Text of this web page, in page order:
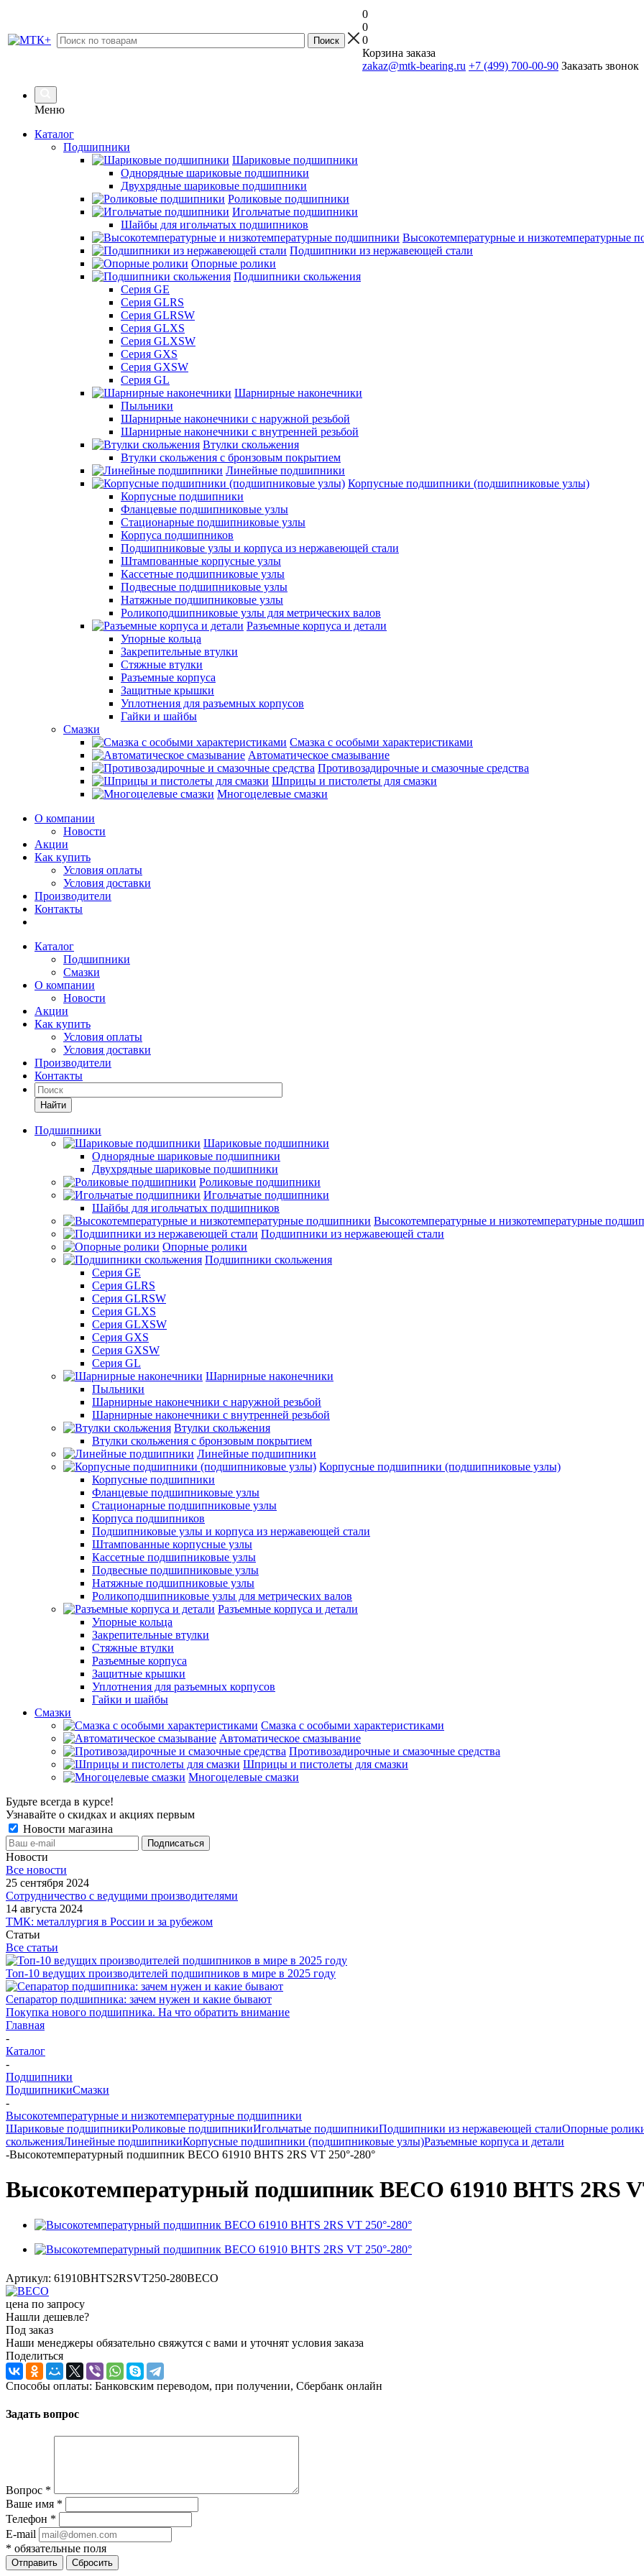
0
0
0
Корзина заказа
zakaz@mtk-bearing.ru +7 (499) 700-00-90 Заказать звонок
Меню
Каталог
Подшипники
Шариковые подшипники
Однорядные шариковые подшипники
Двухрядные шариковые подшипники
Роликовые подшипники
Игольчатые подшипники
Шайбы для игольчатых подшипников
Высокотемпературные и низкотемпературные
Подшипники из нержавеющей стали
Опорные ролики
Подшипники скольжения
Серия GE
Серия GLRS
Серия GLRSW
Серия GLXS
Серия GLXSW
Серия GXS
Серия GXSW
Серия GL
Шарнирные наконечники
Пыльники
Шарнирные наконечники с наружной резьбой
Шарнирные наконечники с внутренней резьбой
Втулки скольжения
Втулки скольжения с бронзовым покрытием
Линейные подшипники
Корпусные подшипники (подшипниковые узлы)
Корпусные подшипники
Фланцевые подшипниковые узлы
Стационарные подшипниковые узлы
Корпуса подшипников
Подшипниковые узлы и корпуса из нержавеющей стали
Штампованные корпусные узлы
Кассетные подшипниковые узлы
Подвесные подшипниковые узлы
Натяжные подшипниковые узлы
Роликоподшипниковые узлы для метрических валов
Разъемные корпуса и детали
Упорные кольца
Закрепительные втулки
Стяжные втулки
Разъемные корпуса
Защитные крышки
Уплотнения для разъемных корпусов
Гайки и шайбы
Смазки
Смазка с особыми характеристиками
Автоматическое смазывание
Противозадирочные и смазочные средства
Шприцы и пистолеты для смазки
Многоцелевые смазки
О компании
Новости
Акции
Как купить
Условия оплаты
Условия доставки
Производители
Контакты
Каталог
Подшипники
Смазки
О компании
Новости
Акции
Как купить
Условия оплаты
Условия доставки
Производители
Контакты
Найти
Подшипники
Шариковые подшипники
Однорядные шариковые подшипники
Двухрядные шариковые подшипники
Роликовые подшипники
Игольчатые подшипники
Шайбы для игольчатых подшипников
Высокотемпературные и низкотемпературные
Подшипники из нержавеющей стали
Опорные ролики
Подшипники скольжения
Серия GE
Серия GLRS
Серия GLRSW
Серия GLXS
Серия GLXSW
Серия GXS
Серия GXSW
Серия GL
Шарнирные наконечники
Пыльники
Шарнирные наконечники с наружной резьбой
Шарнирные наконечники с внутренней резьбой
Втулки скольжения
Втулки скольжения с бронзовым покрытием
Линейные подшипники
Корпусные подшипники (подшипниковые узлы)
Корпусные подшипники
Фланцевые подшипниковые узлы
Стационарные подшипниковые узлы
Корпуса подшипников
Подшипниковые узлы и корпуса из нержавеющей стали
Штампованные корпусные узлы
Кассетные подшипниковые узлы
Подвесные подшипниковые узлы
Натяжные подшипниковые узлы
Роликоподшипниковые узлы для метрических валов
Разъемные корпуса и детали
Упорные кольца
Закрепительные втулки
Стяжные втулки
Разъемные корпуса
Защитные крышки
Уплотнения для разъемных корпусов
Гайки и шайбы
Смазки
Смазка с особыми характеристиками
Автоматическое смазывание
Противозадирочные и смазочные средства
Шприцы и пистолеты для смазки
Многоцелевые смазки
Будьте всегда в курсе!
Узнавайте о скидках и акциях первым
Новости магазина
Новости
Все новости
25 сентября 2024
Сотрудничество с ведущими производителями
14 августа 2024
ТМК: металлургия в России и за рубежом
Статьи
Все статьи
Топ-10 ведущих производителей подшипников в мире в 2025 году
Сепаратор подшипника: зачем нужен и какие бывают
Покупка нового подшипника. На что обратить внимание
Главная
-
Каталог
-
Подшипники
ПодшипникиСмазки
-
Высокотемпературные и низкотемпературные подшипники
Шариковые подшипникиРоликовые подшипникиИгольчатые подшипникиПодшипники из нержавеющей сталиОпорные
скольженияЛинейные подшипникиКорпусные подшипники (подшипниковые узлы)Разъемные корпуса и детали
-Высокотемпературный подшипник BECO 61910 BHTS 2RS VT 250°-280°
Высокотемпературный подшипник BECO 61910 BHTS 2RS
Артикул: 61910BHTS2RSVT250-280BECO
цена по запросу
Нашли дешевле?
Под заказ
Наши менеджеры обязательно свяжутся с вами и уточнят условия заказа
Поделиться
Способы оплаты: Банковским переводом, при получении, Сбербанк онлайн
Задать вопрос
Вопрос *
Ваше имя *
Телефон *
E-mail
* обязательные поля
Отправить Сбросить